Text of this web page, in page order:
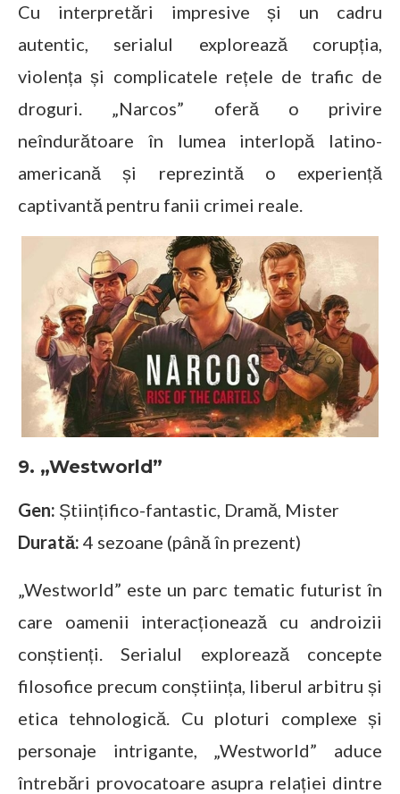
Cu interpretări impresive și un cadru
autentic, serialul explorează corupția,
violența și complicatele rețele de trafic de
droguri. „Narcos” oferă o privire
neîndurătoare în lumea interlopă latino-
americană și reprezintă o experiență
captivantă pentru fanii crimei reale.
9. „Westworld”
Gen: Științifico-fantastic, Dramă, Mister
Durată: 4 sezoane (până în prezent)
„Westworld” este un parc tematic futurist în
care oamenii interacționează cu androizii
conștienți. Serialul explorează concepte
filosofice precum conștiința, liberul arbitru și
etica tehnologică. Cu ploturi complexe și
personaje intrigante, „Westworld” aduce
întrebări provocatoare asupra relației dintre